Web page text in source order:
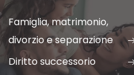
Famiglia, matrimonio,
divorzio e separazione
Diritto successorio